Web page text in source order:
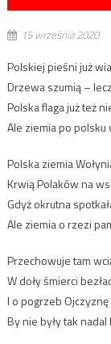
15 września 2020
Polskiej pieśni już
Drzewa szumią –
Polska flaga już też
Ale ziemia po polsku
Polska ziemia
Krwią Polaków na
Gdyż okrutna
Ale ziemia o rzezi
Przechowuje tam
W doły śmierci
I o pogrzeb
By nie były tak